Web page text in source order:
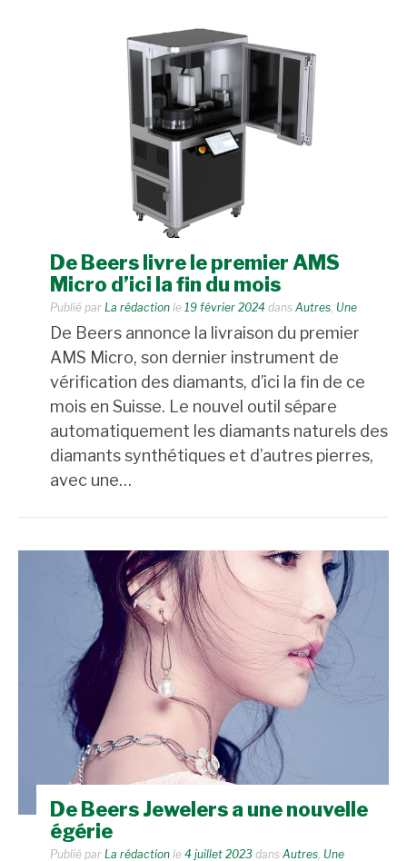
De Beers livre le premier AMS
Micro d’ici la fin du mois
Publié par La rédaction le 19 février 2024 dans Autres Une
De Beers annonce la livraison du premier
AMS Micro, son dernier instrument de
vérification des diamants, d’ici la fin de ce
mois en Suisse. Le nouvel outil sépare
automatiquement les diamants naturels des
diamants synthétiques et d’autres pierres,
avec une…
De Beers Jewelers a une nouvelle
égérie
Publié par La rédaction le 4 juillet 2023 dans Autres, Une